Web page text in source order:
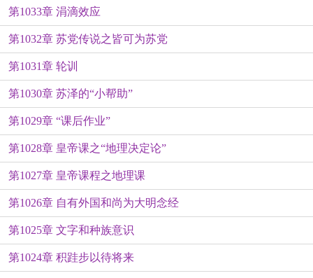
第1033章 涓滴效应
第1032章 苏党传说之皆可为苏党
第1031章 轮训
第1030章 苏泽的“小帮助”
第1029章 “课后作业”
第1028章 皇帝课之“地理决定论”
第1027章 皇帝课程之地理课
第1026章 自有外国和尚为大明念经
第1025章 文字和种族意识
第1024章 积跬步以待将来